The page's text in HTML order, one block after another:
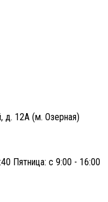
д. 12А (м. Озерная)
Пятница: с 9:00 - 16:00